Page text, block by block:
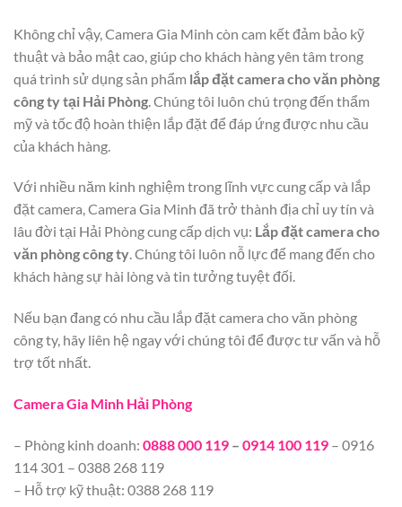
Không chỉ vậy, Camera Gia Minh còn cam kết đảm bảo kỹ
thuật và bảo mật cao, giúp cho khách hàng yên tâm trong
quá trình sử dụng sản phẩm lắp đặt camera cho văn phòng
công ty tại Hải Phòng . Chúng tôi luôn chú trọng đến thẩm
mỹ và tốc độ hoàn thiện lắp đặt để đáp ứng được nhu cầu
của khách hàng.
Với nhiều năm kinh nghiệm trong lĩnh vực cung cấp và lắp
đặt camera, Camera Gia Minh đã trở thành địa chỉ uy tín và
lâu đời tại Hải Phòng cung cấp dịch vụ: Lắp đặt camera cho
văn phòng công ty. Chúng tôi luôn nỗ lực để mang đến cho
khách hàng sự hài lòng và tin tưởng tuyệt đối.
Nếu bạn đang có nhu cầu lắp đặt camera cho văn phòng
công ty, hãy liên hệ ngay với chúng tôi để được tư vấn và hỗ
trợ tốt nhất.
Camera Gia Minh Hải Phòng
– Phòng kinh doanh: 0888 000 119 – 0914 100 119 – 0916
114 301 – 0388 268 119
– Hỗ trợ kỹ thuật: 0388 268 119